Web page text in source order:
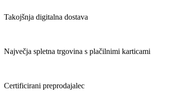
Takojšnja digitalna dostava
Največja spletna trgovina s plačilnimi karticami
Certificirani preprodajalec